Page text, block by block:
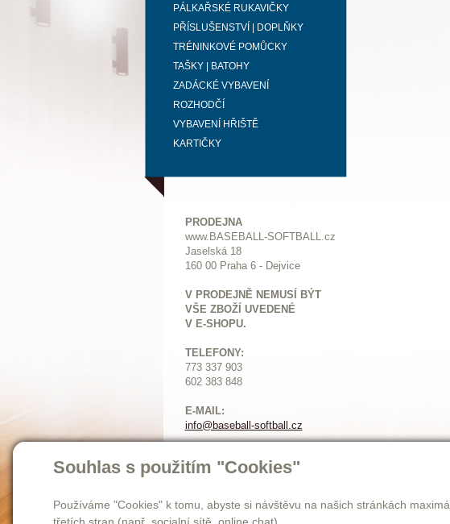
Souhlas s použitím "Cookies"
Používáme "Cookies" k tomu, abyste si návštěvu na našich stránkách
PÁLKAŘSKÉ RUKAVIČKY
PŘÍSLUŠENSTVÍ | DOPLŇKY
TRÉNINKOVÉ POMŮCKY
TAŠKY | BATOHY
ZADÁCKÉ VYBAVENÍ
ROZHODČÍ
VYBAVENÍ HŘIŠTĚ
KARTIČKY
PRODEJNA
www.BASEBALL-SOFTBALL.cz
Jaselská 18
160 00 Praha 6 - Dejvice
V PRODEJNĚ NEMUSÍ BÝT
VŠE ZBOŽÍ UVEDENÉ
V E-SHOPU.
TELEFONY:
773 337 903
602 383 848
E-MAIL:
info@baseball-softball.cz
Pondělí: 14-17
Sobota: 9-12